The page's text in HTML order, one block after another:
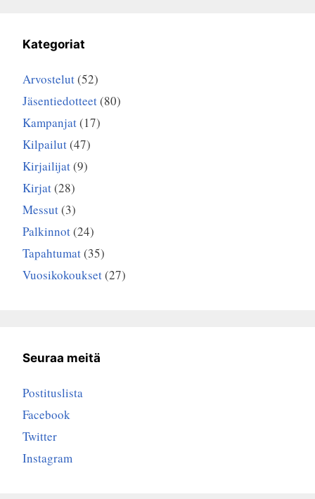
Kategoriat
Arvostelut(52)
Jäsentiedotteet(80)
Kampanjat(17)
Kilpailut(47)
Kirjailijat(9)
Kirjat(28)
Messut(3)
Palkinnot(24)
Tapahtumat(35)
Vuosikokoukset(27)
Seuraa meitä
Postituslista
Facebook
Twitter
Instagram